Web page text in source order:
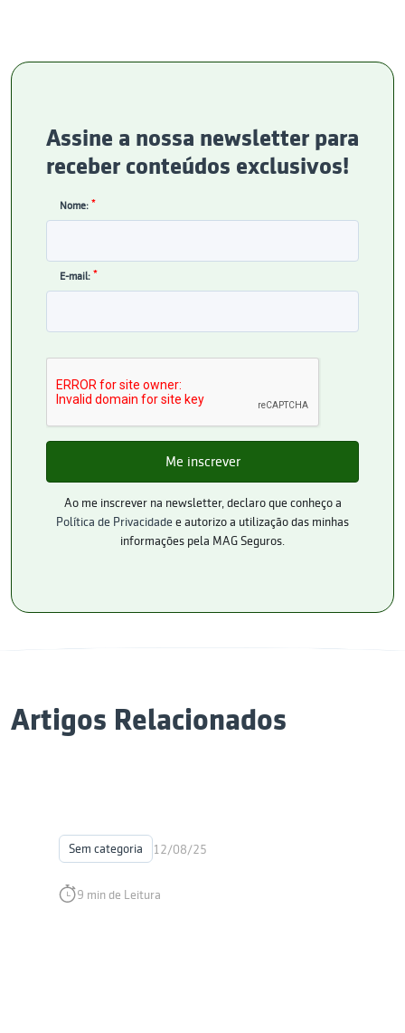
Assine a nossa newsletter para
receber conteúdos exclusivos!
Nome: *
E-mail: *
Ao me inscrever na newsletter, declaro que conheço a
Política de Privacidade e autorizo a utilização das minhas
informações pela MAG Seguros.
Artigos Relacionados
Sem categoria 12/08/25
9 min de Leitura